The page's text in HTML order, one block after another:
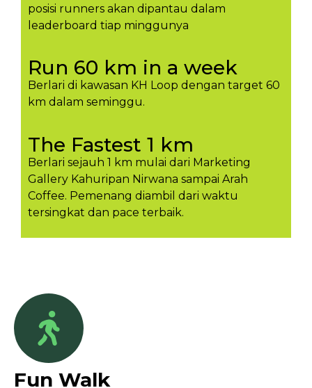
posisi runners akan dipantau dalam
leaderboard tiap minggunya​
Run 60 km in a week
Berlari di kawasan KH Loop dengan target 60
km dalam seminggu.​
The Fastest 1 km
Berlari sejauh 1 km mulai dari Marketing
Gallery Kahuripan Nirwana sampai Arah
Coffee. Pemenang diambil dari waktu
tersingkat dan pace terbaik.
Fun Walk